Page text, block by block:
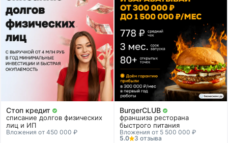
Стоп кредит
списание долгов физических
лиц и ИП
Вложения от 450 000 ₽
BurgerCLUB
франшиза ресторана
быстрого питания
Вложения от 5 500 000 ₽
5.0
3 отзыва